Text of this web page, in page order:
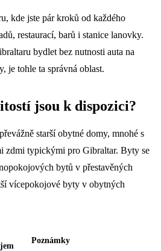
kde jste pár kroků od každého
restaurací, barů i stanice lanovky.
bydlet bez nutnosti auta na
je tohle ta správná oblast.
jsou k dispozici?
starší obytné domy, mnohé s
zdmi typickými pro Gibraltar. Byty se
bytů v přestavěných
vícepokojové byty v obytných
Poznámky